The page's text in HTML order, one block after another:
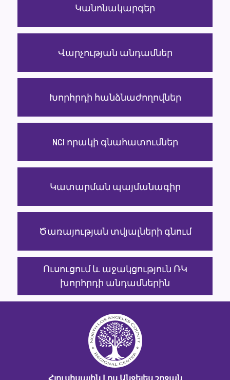
Կանոնակարգեր
Վարչության անդամներ
Խորհրդի հանձնաժողովներ
NCI որակի գնահատումներ
Կատարման պայմանագիր
Ծառայության տվյալների գնում
Ուսուցում և աջակցություն ՌԿ
խորհրդի անդամներին
Հյուսիսային Լոս Անջելես շրջան